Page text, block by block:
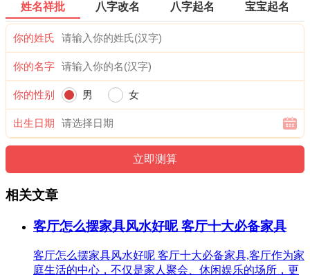
姓名祥批 八字改名 八字起名 宝宝起名
你的姓氏
你的名字
你的性别 男 女
出生日期
相关文章
客厅怎么摆家具风水好呢 客厅十大必备家具
客厅怎么摆家具风水好呢 客厅十大必备家具,客厅作为家
庭生活的中心，不仅是家人聚会、休闲娱乐的场所，更